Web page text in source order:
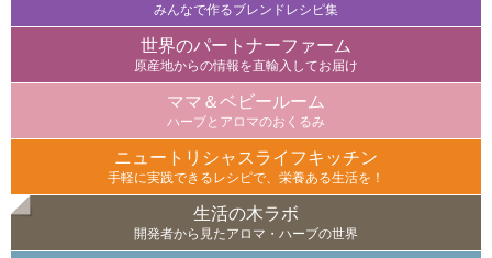
みんなで作るブレンドレシピ集
世界のパートナーファーム
原産地からの情報を直輸入してお届け
ママ＆ベビールーム
ハーブとアロマのおくるみ
ニュートリシャスライフキッチン
手軽に実践できるレシピで、栄養ある生活を！
生活の木ラボ
開発者から見たアロマ・ハーブの世界